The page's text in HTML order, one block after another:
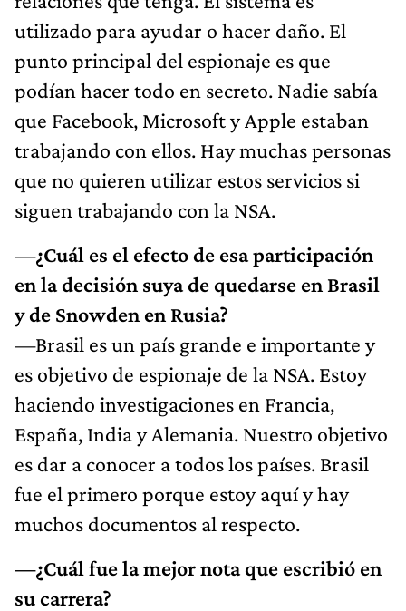
utilizado para ayudar o hacer daño. El
punto principal del espionaje es que
podían hacer todo en secreto. Nadie sabía
que Facebook, Microsoft y Apple estaban
trabajando con ellos. Hay muchas personas
que no quieren utilizar estos servicios si
siguen trabajando con la NSA.
—¿Cuál es el efecto de esa participación
en la decisión suya de quedarse en Brasil
y de Snowden en Rusia?
—Brasil es un país grande e importante y
es objetivo de espionaje de la NSA. Estoy
haciendo investigaciones en Francia,
España, India y Alemania. Nuestro objetivo
es dar a conocer a todos los países. Brasil
fue el primero porque estoy aquí y hay
muchos documentos al respecto.
—¿Cuál fue la mejor nota que escribió en
su carrera?